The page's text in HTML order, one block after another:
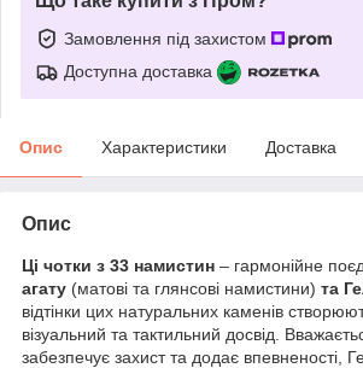
Замовлення під захистом
Доступна доставка
Опис Характеристики Доставка
Опис
Ці чотки з 33 намистин – гармонійне
агату (матові та глянсові намистини) та
відтінки цих натуральних каменів
візуальний та тактильний досвід.
забезпечує захист та додає впевненості,